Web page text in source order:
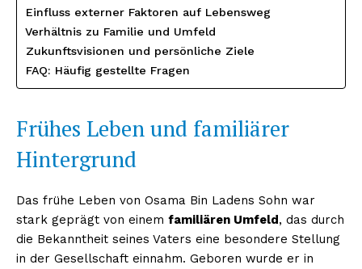
Einfluss externer Faktoren auf Lebensweg
Verhältnis zu Familie und Umfeld
Zukunftsvisionen und persönliche Ziele
FAQ: Häufig gestellte Fragen
Frühes Leben und familiärer
Hintergrund
Das frühe Leben von Osama Bin Ladens Sohn war
stark geprägt von einem familiären Umfeld, das durch
die Bekanntheit seines Vaters eine besondere Stellung
in der Gesellschaft einnahm. Geboren wurde er in